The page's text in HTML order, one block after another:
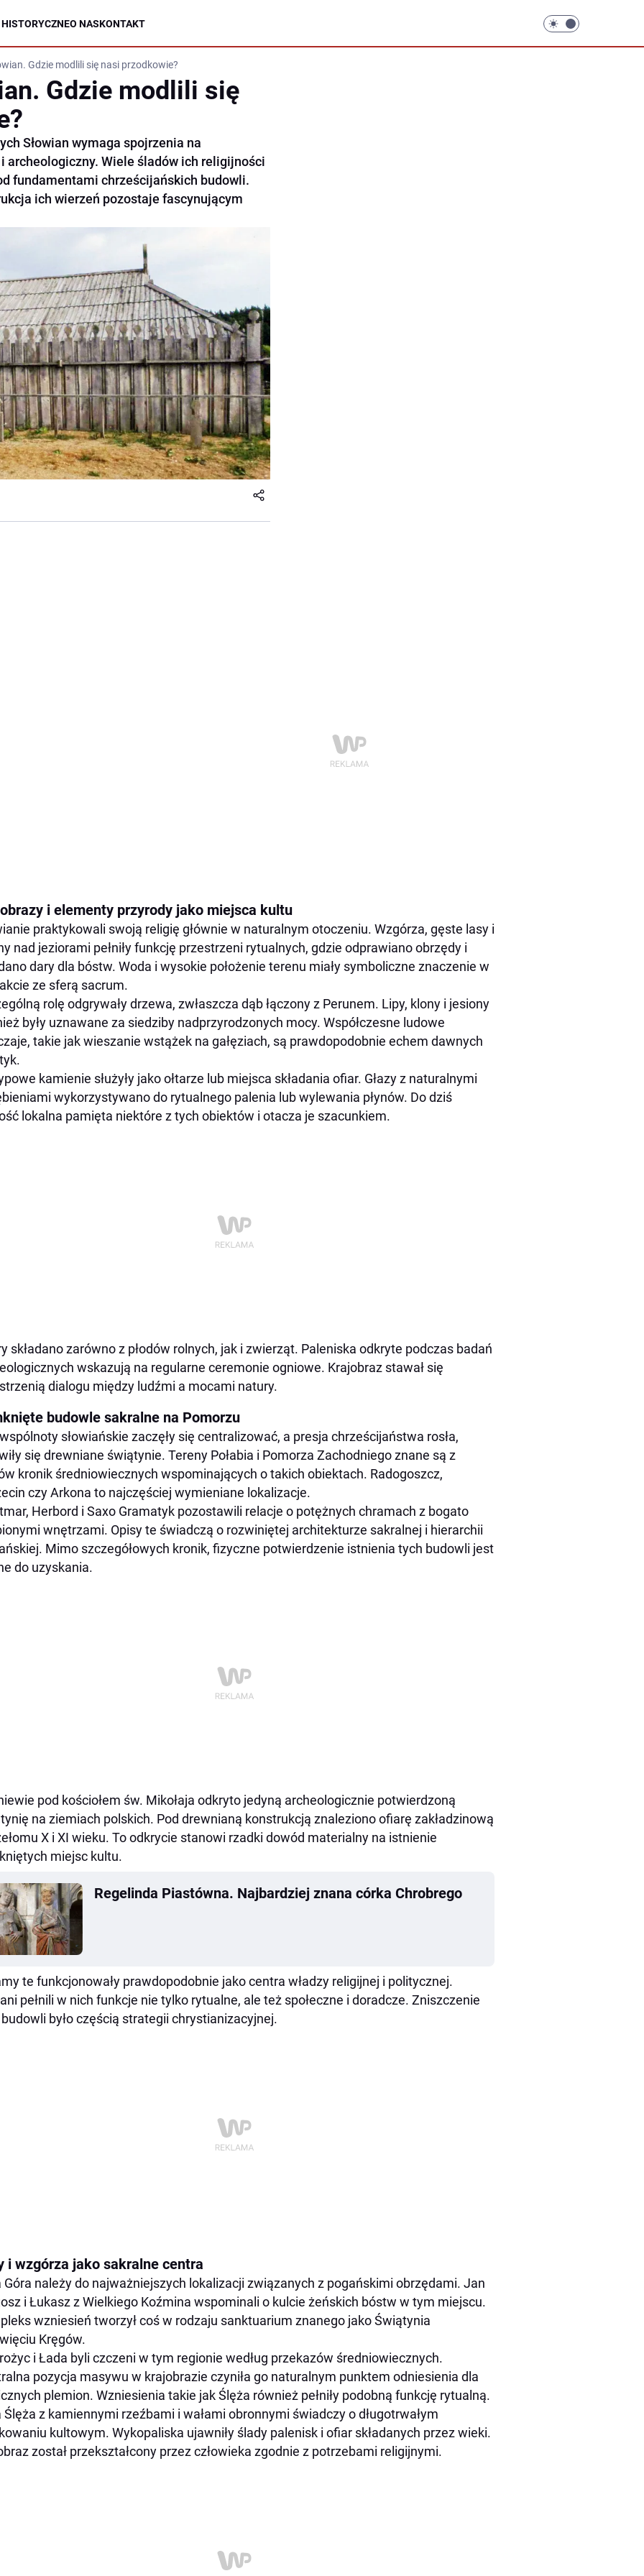
O NASKONTAKT
Gdzie modlili się nasi przodkowie?
Gdzie modlili się
Słowian wymaga spojrzenia na
i archeologiczny. Wiele śladów ich religijności
fundamentami chrześcijańskich budowli.
ich wierzeń pozostaje fascynującym
i elementy przyrody jako miejsca kultu
praktykowali swoją religię głównie w naturalnym otoczeniu. Wzgórza, gęste lasy i
nad jeziorami pełniły funkcję przestrzeni rytualnych, gdzie odprawiano obrzędy i
dary dla bóstw. Woda i wysokie położenie terenu miały symboliczne znaczenie w
ze sferą sacrum.
rolę odgrywały drzewa, zwłaszcza dąb łączony z Perunem. Lipy, klony i jesiony
były uznawane za siedziby nadprzyrodzonych mocy. Współczesne ludowe
takie jak wieszanie wstążek na gałęziach, są prawdopodobnie echem dawnych
kamienie służyły jako ołtarze lub miejsca składania ofiar. Głazy z naturalnymi
wykorzystywano do rytualnego palenia lub wylewania płynów. Do dziś
lokalna pamięta niektóre z tych obiektów i otacza je szacunkiem.
składano zarówno z płodów rolnych, jak i zwierząt. Paleniska odkryte podczas badań
wskazują na regularne ceremonie ogniowe. Krajobraz stawał się
dialogu między ludźmi a mocami natury.
budowle sakralne na Pomorzu
słowiańskie zaczęły się centralizować, a presja chrześcijaństwa rosła,
się drewniane świątynie. Tereny Połabia i Pomorza Zachodniego znane są z
kronik średniowiecznych wspominających o takich obiektach. Radogoszcz,
czy Arkona to najczęściej wymieniane lokalizacje.
Herbord i Saxo Gramatyk pozostawili relacje o potężnych chramach z bogato
wnętrzami. Opisy te świadczą o rozwiniętej architekturze sakralnej i hierarchii
Mimo szczegółowych kronik, fizyczne potwierdzenie istnienia tych budowli jest
do uzyskania.
pod kościołem św. Mikołaja odkryto jedyną archeologicznie potwierdzoną
na ziemiach polskich. Pod drewnianą konstrukcją znaleziono ofiarę zakładzinową
X i XI wieku. To odkrycie stanowi rzadki dowód materialny na istnienie
miejsc kultu.
Regelinda Piastówna. Najbardziej znana córka Chrobrego
te funkcjonowały prawdopodobnie jako centra władzy religijnej i politycznej.
pełnili w nich funkcje nie tylko rytualne, ale też społeczne i doradcze. Zniszczenie
było częścią strategii chrystianizacyjnej.
i wzgórza jako sakralne centra
Góra należy do najważniejszych lokalizacji związanych z pogańskimi obrzędami. Jan
i Łukasz z Wielkiego Koźmina wspominali o kulcie żeńskich bóstw w tym miejscu.
wzniesień tworzył coś w rodzaju sanktuarium znanego jako Świątynia
Kręgów.
i Łada byli czczeni w tym regionie według przekazów średniowiecznych.
pozycja masywu w krajobrazie czyniła go naturalnym punktem odniesienia dla
plemion. Wzniesienia takie jak Ślęża również pełniły podobną funkcję rytualną.
Ślęża z kamiennymi rzeźbami i wałami obronnymi świadczy o długotrwałym
kultowym. Wykopaliska ujawniły ślady palenisk i ofiar składanych przez wieki.
został przekształcony przez człowieka zgodnie z potrzebami religijnymi.